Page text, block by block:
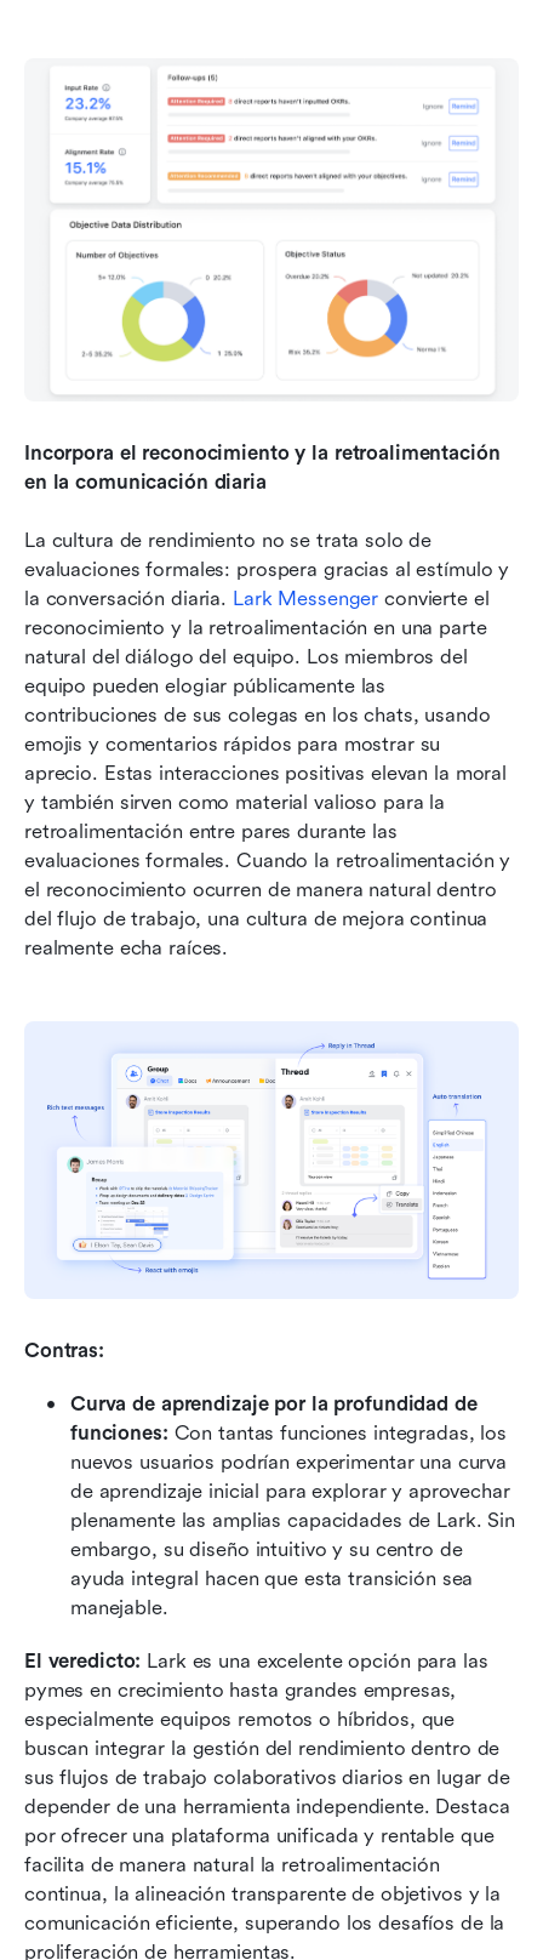
Incorpora el reconocimiento y la retroalimentación
en la comunicación diaria
La cultura de rendimiento no se trata solo de
evaluaciones formales: prospera gracias al estímulo y
la conversación diaria. Lark Messenger convierte el
reconocimiento y la retroalimentación en una parte
natural del diálogo del equipo. Los miembros del
equipo pueden elogiar públicamente las
contribuciones de sus colegas en los chats, usando
emojis y comentarios rápidos para mostrar su
aprecio. Estas interacciones positivas elevan la moral
y también sirven como material valioso para la
retroalimentación entre pares durante las
evaluaciones formales. Cuando la retroalimentación y
el reconocimiento ocurren de manera natural dentro
del flujo de trabajo, una cultura de mejora continua
realmente echa raíces.
Contras:
Curva de aprendizaje por la profundidad de
funciones: Con tantas funciones integradas, los
nuevos usuarios podrían experimentar una curva
de aprendizaje inicial para explorar y aprovechar
plenamente las amplias capacidades de Lark. Sin
embargo, su diseño intuitivo y su centro de
ayuda integral hacen que esta transición sea
manejable.
El veredicto: Lark es una excelente opción para las
pymes en crecimiento hasta grandes empresas,
especialmente equipos remotos o híbridos, que
buscan integrar la gestión del rendimiento dentro de
sus flujos de trabajo colaborativos diarios en lugar de
depender de una herramienta independiente. Destaca
por ofrecer una plataforma unificada y rentable que
facilita de manera natural la retroalimentación
continua, la alineación transparente de objetivos y la
comunicación eficiente, superando los desafíos de la
proliferación de herramientas.